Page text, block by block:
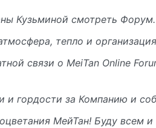
Кузьминой смотреть Форум.
тепло и
связи о MeiTan Online
и гордости за Компанию и
МейТан! Буду всем